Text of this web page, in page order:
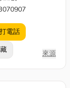
為由婉拒。 此
外，銀行對於
貸款用途、收
入證明、財力
證明等要求愈
來愈嚴苛...
電話
來源